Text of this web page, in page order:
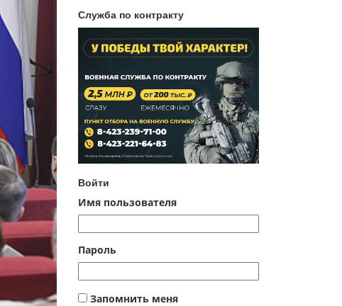
Служба по контракту
Войти
Имя пользователя
Пароль
Запомнить меня